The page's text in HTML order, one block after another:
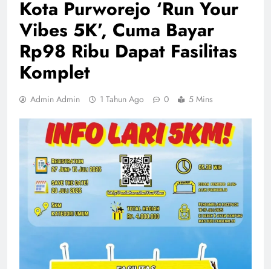
Kota Purworejo ‘Run Your
Vibes 5K’, Cuma Bayar
Rp98 Ribu Dapat Fasilitas
Komplet
Admin Admin 1 Tahun Ago 0 5 Mins